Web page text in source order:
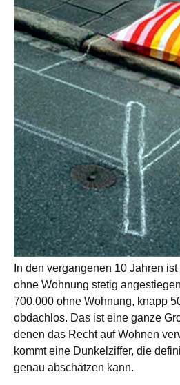
In den vergangenen 10 Jahren
ohne Wohnung stetig
700.000 ohne Wohnung, knapp
obdachlos. Das ist eine ganze
denen das Recht auf Wohnen
kommt eine Dunkelziffer, die
genau abschätzen kann.